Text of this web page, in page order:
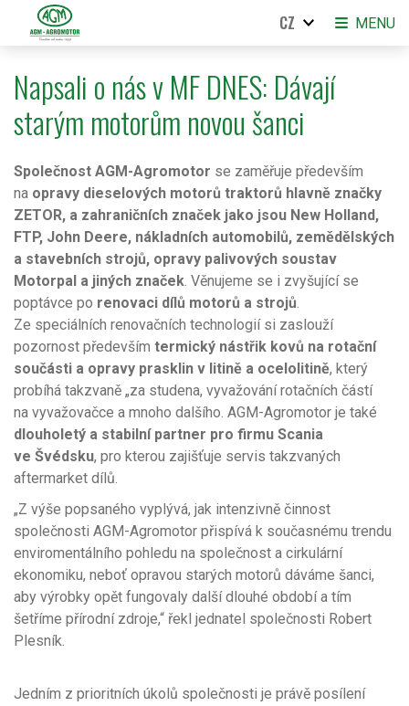
Napsali o nás v MF DNES: Dávají
starým motorům novou šanci
Společnost AGM-Agromotor se zaměřuje především
na opravy dieselových motorů traktorů hlavně značky
ZETOR, a zahraničních značek jako jsou New Holland,
FTP, John Deere, nákladních automobilů, zemědělských
a stavebních strojů, opravy palivových soustav
Motorpal a jiných značek. Věnujeme se i zvyšující se
poptávce po renovaci dílů motorů a strojů.
Ze speciálních renovačních technologií si zaslouží
pozornost především termický nástřik kovů na rotační
součásti a opravy prasklin v litině a ocelolitině, který
probíhá takzvaně „za studena, vyvažování rotačních částí
na vyvažovačce a mnoho dalšího. AGM-Agromotor je také
dlouholetý a stabilní partner pro firmu Scania
ve Švédsku, pro kterou zajišťuje servis takzvaných
aftermarket dílů.
„Z výše popsaného vyplývá, jak intenzivně činnost
společnosti AGM-Agromotor přispívá k současnému trendu
enviromentálního pohledu na společnost a cirkulární
ekonomiku, neboť opravou starých motorů dáváme šanci,
aby výrobky opět fungovaly další dlouhé období a tím
šetříme přírodní zdroje,“ řekl jednatel společnosti Robert
Plesník.
Jedním z prioritních úkolů společnosti je právě posílení
MENU
CZ